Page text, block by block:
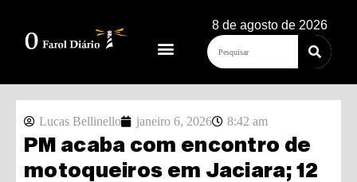
8 de agosto de 2026
Lucas Bellinello janeiro 6, 2026 8:42 am
PM acaba com encontro de
motoqueiros em Jaciara; 12